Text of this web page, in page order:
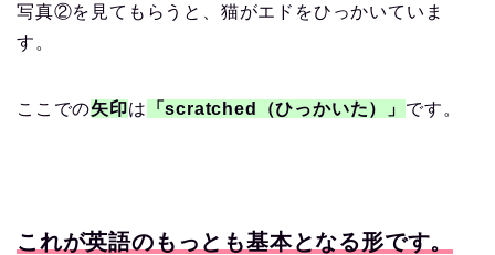
写真②を見てもらうと、猫がエドをひっかいていま
す。
ここでの矢印は 「scratched（ひっかいた）」 です。
これが英語のもっとも基本となる形です。